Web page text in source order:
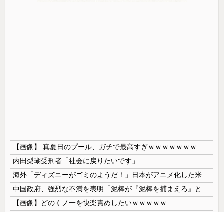
内田梨瑚受刑者「社会に戻りたいです」
【画像】どのくノ一を快楽責めしたいｗｗｗｗｗ